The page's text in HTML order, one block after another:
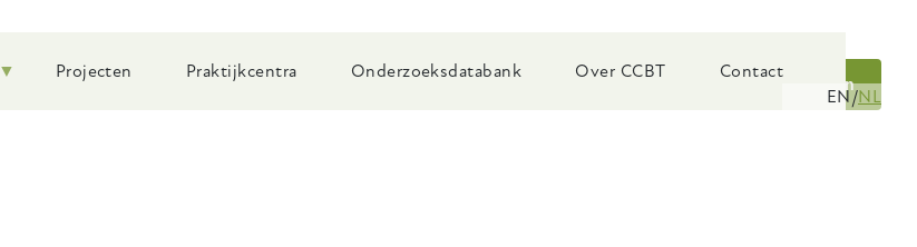
Projecten Praktijkcentra Onderzoeksdatabank Over CCBT Contact
Zoeken
EN NL